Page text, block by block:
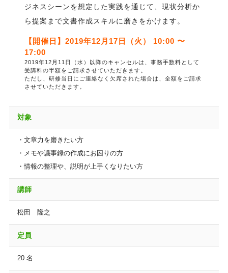
ジネスシーンを想定した実践を通じて、現状分析か
ら提案まで文書作成スキルに磨きをかけます。
【開催日】2019年12月17日（火） 10:00 〜
17:00
2019年12月11日（水）以降のキャンセルは、事務手数料として
受講料の半額をご請求させていただきます。
ただし、研修当日にご連絡なく欠席された場合は、全額をご請求
させていただきます。
対象
・文章力を磨きたい方
・メモや議事録の作成にお困りの方
・情報の整理や、説明が上手くなりたい方
講師
松田 隆之
定員
20 名